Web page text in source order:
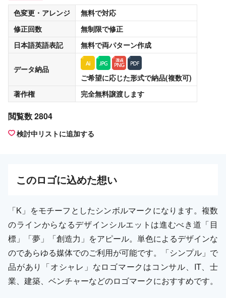
色変更・アレンジ
無料で対応
修正回数
無制限で修正
日本語英語表記
無料で両パターン作成
データ納品
ご希望に応じた形式で納品(複数可)
著作権
完全無料譲渡します
閲覧数 2804
検討中リストに追加する
このロゴに込めた想い
「K」をモチーフとしたシンボルマークになります。複数
のラインからなるデザインシルエットは進むべき道「目
標」「夢」「創造力」をアピール。単色によるデザインな
のであらゆる媒体でのご利用が可能です。「シンプル」で
品があり「オシャレ」なロゴマークはコンサル、IT、士
業、建築、ベンチャーなどのロゴマークにおすすめです。